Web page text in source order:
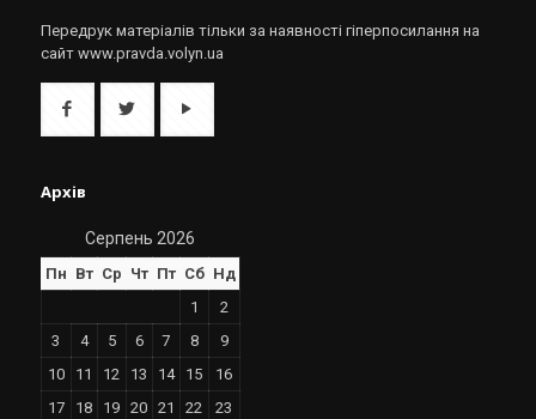
Передрук матеріалів тільки за наявності гіперпосилання на
сайт www.pravda.volyn.ua
Архів
Серпень 2026
Пн Вт Ср Чт Пт Сб Нд
1
2
3
4 5 6 7 8
9
10
11 12 13 14 15
16
17
18 19 20 21 22
23